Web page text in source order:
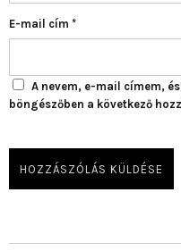
E-mail cím *
A nevem, e-mail címem,
böngészőben a következő